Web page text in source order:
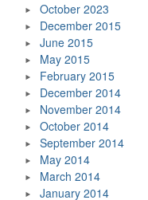
October 2023
December 2015
June 2015
May 2015
February 2015
December 2014
November 2014
October 2014
September 2014
May 2014
March 2014
January 2014